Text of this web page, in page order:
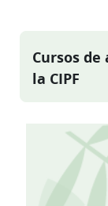
Cursos
la CIPF